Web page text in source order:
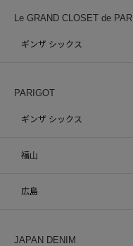
Le GRAND CLOSET de
ギンザ シックス
PARIGOT
ギンザ シックス
福山
広島
JAPAN DENIM